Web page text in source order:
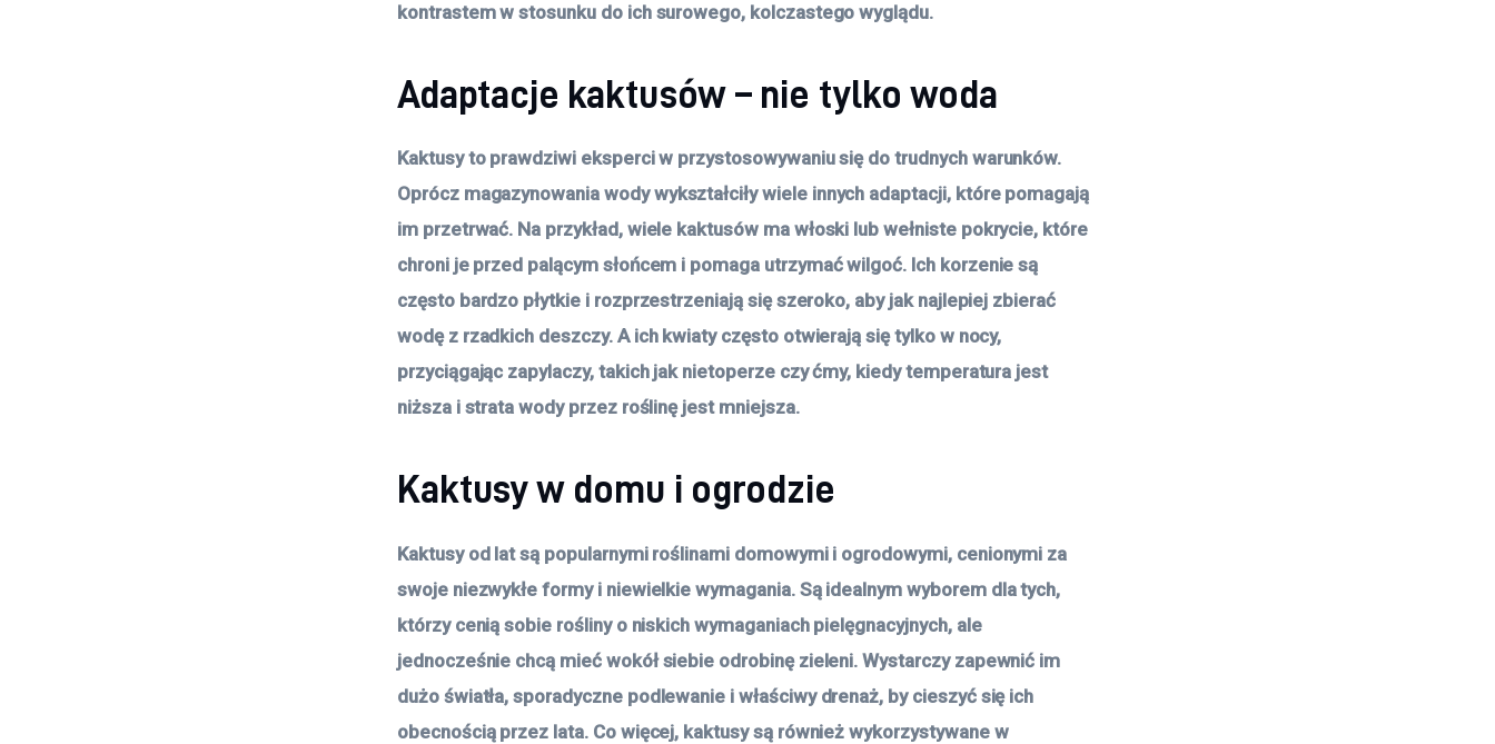
kontrastem w stosunku do ich surowego, kolczastego wyglądu.
Adaptacje kaktusów – nie tylko woda
Kaktusy to prawdziwi eksperci w przystosowywaniu się do trudnych warunków.
Oprócz magazynowania wody wykształciły wiele innych adaptacji, które pomagają
im przetrwać. Na przykład, wiele kaktusów ma włoski lub wełniste pokrycie, które
chroni je przed palącym słońcem i pomaga utrzymać wilgoć. Ich korzenie są
często bardzo płytkie i rozprzestrzeniają się szeroko, aby jak najlepiej zbierać
wodę z rzadkich deszczy. A ich kwiaty często otwierają się tylko w nocy,
przyciągając zapylaczy, takich jak nietoperze czy ćmy, kiedy temperatura jest
niższa i strata wody przez roślinę jest mniejsza.
Kaktusy w domu i ogrodzie
Kaktusy od lat są popularnymi roślinami domowymi i ogrodowymi, cenionymi za
swoje niezwykłe formy i niewielkie wymagania. Są idealnym wyborem dla tych,
którzy cenią sobie rośliny o niskich wymaganiach pielęgnacyjnych, ale
jednocześnie chcą mieć wokół siebie odrobinę zieleni. Wystarczy zapewnić im
dużo światła, sporadyczne podlewanie i właściwy drenaż, by cieszyć się ich
obecnością przez lata. Co więcej, kaktusy są również wykorzystywane w